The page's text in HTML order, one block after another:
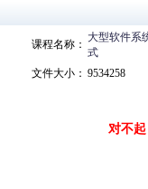
课程名称：
大型软件系
式
文件大小： 9534258
对不